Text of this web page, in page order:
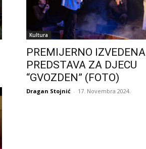
Kultura
PREMIJERNO IZVEDENA
PREDSTAVA ZA DJECU
“GVOZDEN” (FOTO)
Dragan Stojnić - 17. Novembra 2024.